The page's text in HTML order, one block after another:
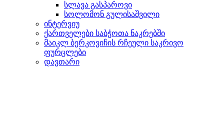
სლავა გასპაროვი
სოლომონ გულისაშვილი
ინტერვიუ
ქართველები საბჭოთა ნაკრებში
მაიკლ ბერკოვიჩის რჩეული საკრივო
ფურცლები
დავთარი